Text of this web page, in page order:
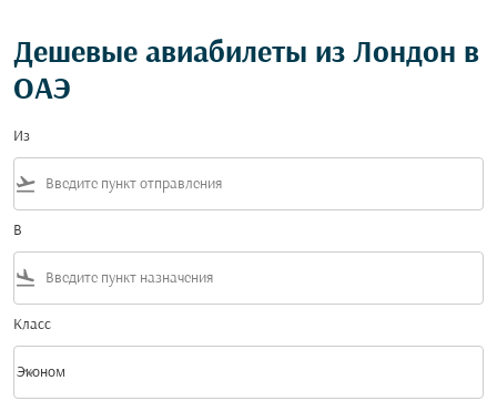
Дешевые авиабилеты из Лондон в
ОАЭ
Из
flight_takeoff
В
flight_land
Класс
Класс option Эконом Selected
Эконом
keyboard_arrow_down